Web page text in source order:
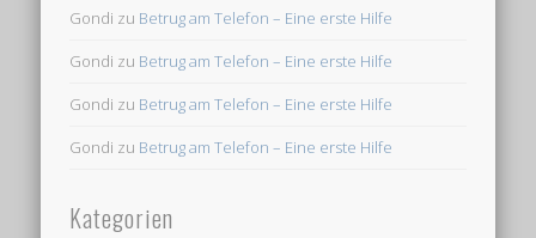
Gondi zu Betrug am Telefon – Eine erste Hilfe
Gondi zu Betrug am Telefon – Eine erste Hilfe
Gondi zu Betrug am Telefon – Eine erste Hilfe
Gondi zu Betrug am Telefon – Eine erste Hilfe
Kategorien